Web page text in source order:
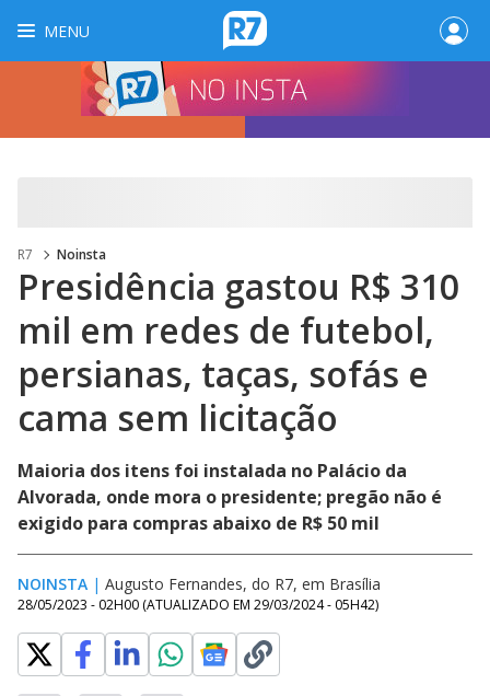
MENU
R7 Noinsta
Presidência gastou R$ 310
mil em redes de futebol,
persianas, taças, sofás e
cama sem licitação
Maioria dos itens foi instalada no Palácio da
Alvorada, onde mora o presidente; pregão não é
exigido para compras abaixo de R$ 50 mil
NOINSTA | Augusto Fernandes, do R7, em Brasília
28/05/2023 - 02H00 (ATUALIZADO EM 29/03/2024 - 05H42)